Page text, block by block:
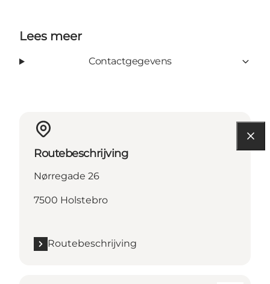
Lees meer
Contactgegevens
Routebeschrijving
Nørregade 26
7500 Holstebro
Routebeschrijving